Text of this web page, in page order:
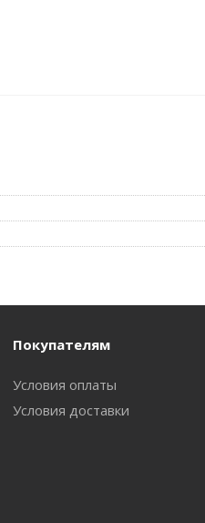
Покупателям
Условия оплаты
Условия доставки